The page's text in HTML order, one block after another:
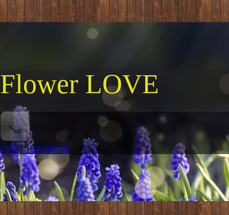
Flower LOVE
(063) 124-54-54